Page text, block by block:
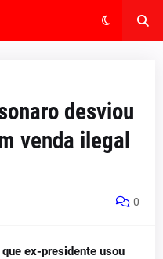
desviou
venda ilegal
0
ex-presidente usou